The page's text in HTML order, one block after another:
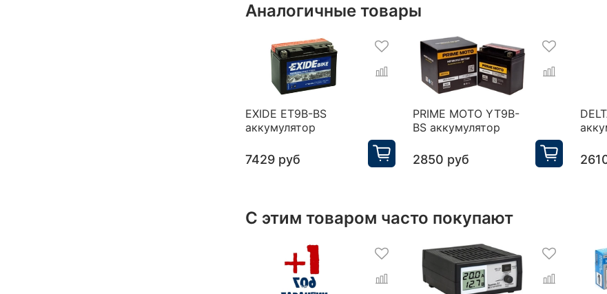
Аналогичные товары
EXIDE ET9B-BS
аккумулятор
7429 руб
PRIME MOTO YT9B-
BS аккумулятор
2850 руб
С этим товаром часто покупают